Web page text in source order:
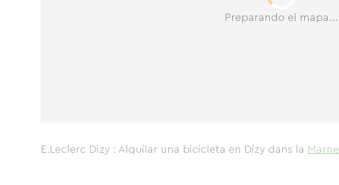
Preparando el mapa...
E.Leclerc Dizy : Alquilar una bicicleta en Dizy dans la Marne